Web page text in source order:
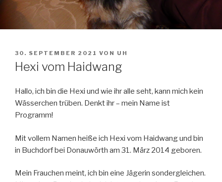
VERÖFFENTLICHT
AM
30. SEPTEMBER 2021 VON UH
Hexi vom Haidwang
Hallo, ich bin die Hexi und wie ihr alle seht, kann mich kein
Wässerchen trüben. Denkt ihr – mein Name ist
Programm!
Mit vollem Namen heiße ich Hexi vom Haidwang und bin
in Buchdorf bei Donauwörth am 31. März 2014 geboren.
Mein Frauchen meint, ich bin eine Jägerin sondergleichen.